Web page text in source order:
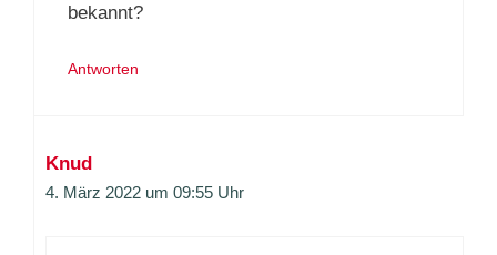
bekannt?
Antworten
Knud
4. März 2022 um 09:55 Uhr